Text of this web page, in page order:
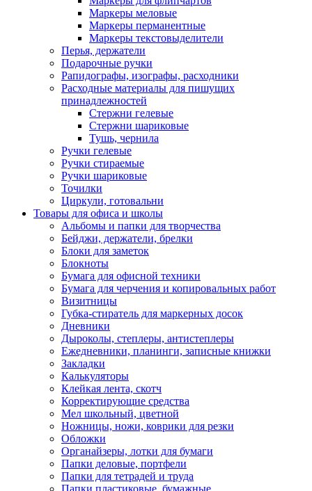
Маркеры меловые
Маркеры перманентные
Маркеры текстовыделители
Перья, держатели
Подарочные ручки
Рапидографы, изографы, расходники
Расходные материалы для пишущих
принадлежностей
Стержни гелевые
Стержни шариковые
Тушь, чернила
Ручки гелевые
Ручки стираемые
Ручки шариковые
Точилки
Циркули, готовальни
Товары для офиса и школы
Альбомы и папки для творчества
Бейджи, держатели, брелки
Блоки для заметок
Блокноты
Бумага для офисной техники
Бумага для черчения и копировальных работ
Визитницы
Губка-стиратель для маркерных досок
Дневники
Дыроколы, степлеры, антистеплеры
Ежедневники, планинги, записные книжки
Закладки
Калькуляторы
Клейкая лента, скотч
Корректирующие средства
Мел школьный, цветной
Ножницы, ножи, коврики для резки
Обложки
Органайзеры, лотки для бумаги
Папки деловые, портфели
Папки для тетрадей и труда
Папки пластиковые, бумажные